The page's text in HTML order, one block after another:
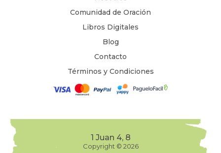
Comunidad de Oración
Libros Digitales
Blog
Contacto
Términos y Condiciones
1 Juan 4, 8
Copyright © 2026